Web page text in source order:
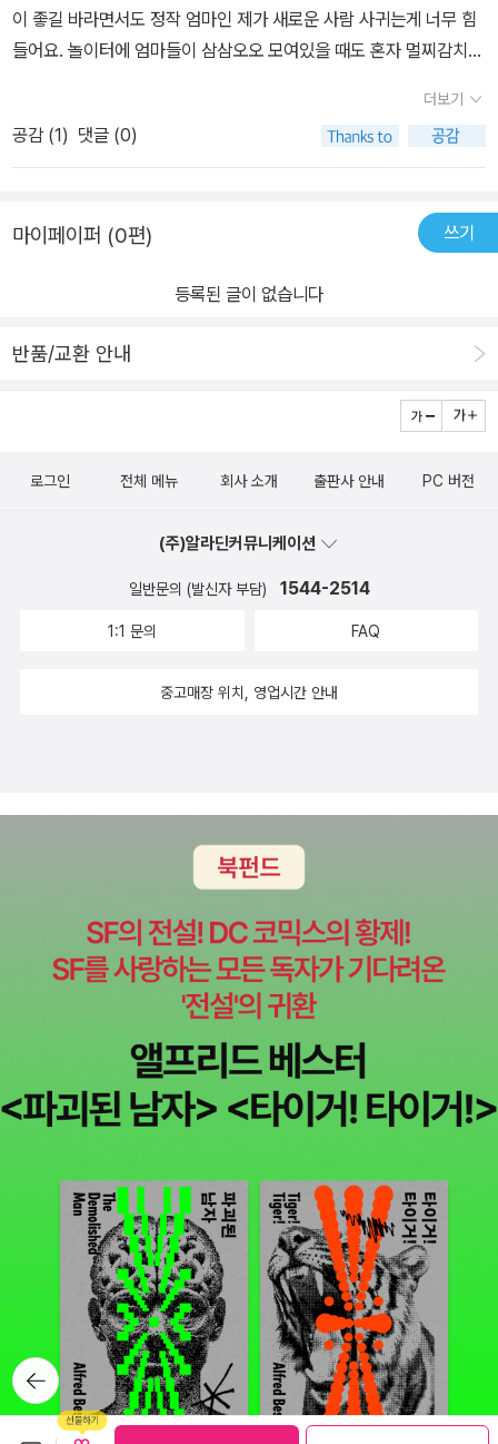
이 좋길 바라면서도 정작 엄마인 제가 새로운 사람 사귀는게 너무 힘
들어요. 놀이터에 엄마들이 삼삼오오 모여있을 때도 혼자 멀찌감치
실 저는 이 책을 읽기 전까지 제가 예민하다고 생각하지 못하고 우리
애는 누굴 닮아 이렇게 예민할까만 생각했어요. 그런데 그냥 엄마인
저를 닮은 거였네요저 자신을 돌아보게 되네요. 이 책이 좋은 게 그렇
냥 우리 아이를 있는 그대로 바라볼 수 있도록 도와주고 엄마인 저 자
서 인지 읽는 내내 불안했던 과거의 저를 다독일 수 있는 소중한 시간
신을 위로할 수 있어요. 한번씩 꼭 읽어보라고 추천하고 싶네요.
더보기
공감 (1) 댓글 (0)
마이페이퍼 (0편) 쓰기
등록된 글이 없습니다
반품/교환 안내
뒤로가
기
로그인 전체 메뉴 회사 소개 출판사 안내 PC 버전
(주)알라딘커뮤니케이션
일반문의 (발신자 부담) 1544-2514
1:1 문의 FAQ
중고매장 위치, 영업시간 안내